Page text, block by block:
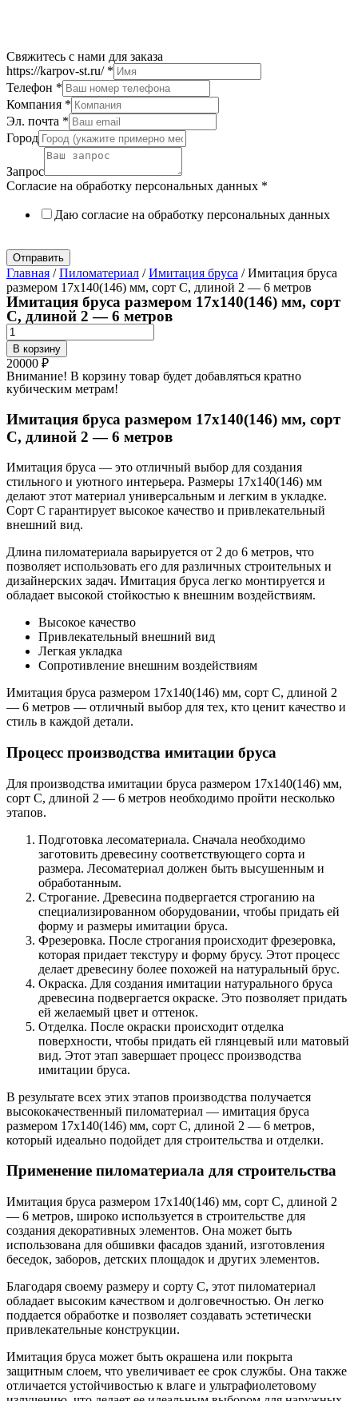
Свяжитесь с нами для заказа
https://karpov-st.ru/ *
Телефон *
Компания *
Эл. почта *
Город
Запрос
Согласие на обработку персональных данных *
Даю согласие на обработку персональных данных
Отправить
Главная /Пиломатериал /Имитация бруса / Имитация бруса
размером 17х140(146) мм, сорт C, длиной 2 — 6 метров
Имитация бруса размером 17х140(146) мм, сорт
C, длиной 2 — 6 метров
Количество
товара
Имитация
бруса
размером
мм,
сорт
C,
2
-
6
метров
В корзину
20000 ₽
Внимание! В корзину товар будет добавляться кратно
кубическим метрам!
Имитация бруса размером 17х140(146) мм, сорт
C, длиной 2 — 6 метров
Имитация бруса — это отличный выбор для создания
стильного и уютного интерьера. Размеры 17х140(146) мм
делают этот материал универсальным и легким в укладке.
Сорт C гарантирует высокое качество и привлекательный
внешний вид.
Длина пиломатериала варьируется от 2 до 6 метров, что
позволяет использовать его для различных строительных и
дизайнерских задач. Имитация бруса легко монтируется и
обладает высокой стойкостью к внешним воздействиям.
Высокое качество
Привлекательный внешний вид
Легкая укладка
Сопротивление внешним воздействиям
Имитация бруса размером 17х140(146) мм, сорт C, длиной 2
— 6 метров — отличный выбор для тех, кто ценит качество и
стиль в каждой детали.
Процесс производства имитации бруса
Для производства имитации бруса размером 17х140(146) мм,
сорт C, длиной 2 — 6 метров необходимо пройти несколько
этапов.
Подготовка лесоматериала. Сначала необходимо
заготовить древесину соответствующего сорта и
размера. Лесоматериал должен быть высушенным и
обработанным.
Строгание. Древесина подвергается строганию на
специализированном оборудовании, чтобы придать ей
форму и размеры имитации бруса.
Фрезеровка. После строгания происходит фрезеровка,
которая придает текстуру и форму брусу. Этот процесс
делает древесину более похожей на натуральный брус.
Окраска. Для создания имитации натурального бруса
древесина подвергается окраске. Это позволяет придать
ей желаемый цвет и оттенок.
Отделка. После окраски происходит отделка
поверхности, чтобы придать ей глянцевый или матовый
вид. Этот этап завершает процесс производства
имитации бруса.
В результате всех этих этапов производства получается
высококачественный пиломатериал — имитация бруса
размером 17х140(146) мм, сорт C, длиной 2 — 6 метров,
который идеально подойдет для строительства и отделки.
Применение пиломатериала для строительства
Имитация бруса размером 17х140(146) мм, сорт C, длиной 2
— 6 метров, широко используется в строительстве для
создания декоративных элементов. Она может быть
использована для обшивки фасадов зданий, изготовления
беседок, заборов, детских площадок и других элементов.
Благодаря своему размеру и сорту C, этот пиломатериал
обладает высоким качеством и долговечностью. Он легко
поддается обработке и позволяет создавать эстетически
привлекательные конструкции.
Имитация бруса может быть окрашена или покрыта
защитным слоем, что увеличивает ее срок службы. Она также
отличается устойчивостью к влаге и ультрафиолетовому